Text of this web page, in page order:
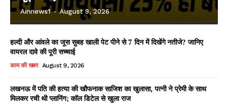
Ainnews1 - August 9, 2026
हल्दी और आंवले का जूस सुबह खाली पेट पीने से 7 दिन में दिखेंगे नतीजे? जानिए
वायरल दावे की पूरी सच्चाई
काम की खबर August 9, 2026
लखनऊ में पति की हत्या की खौफनाक साजिश का खुलासा, पत्नी ने प्रेमी के साथ
मिलकर रची थी प्लानिंग; कॉल डिटेल से खुला राज